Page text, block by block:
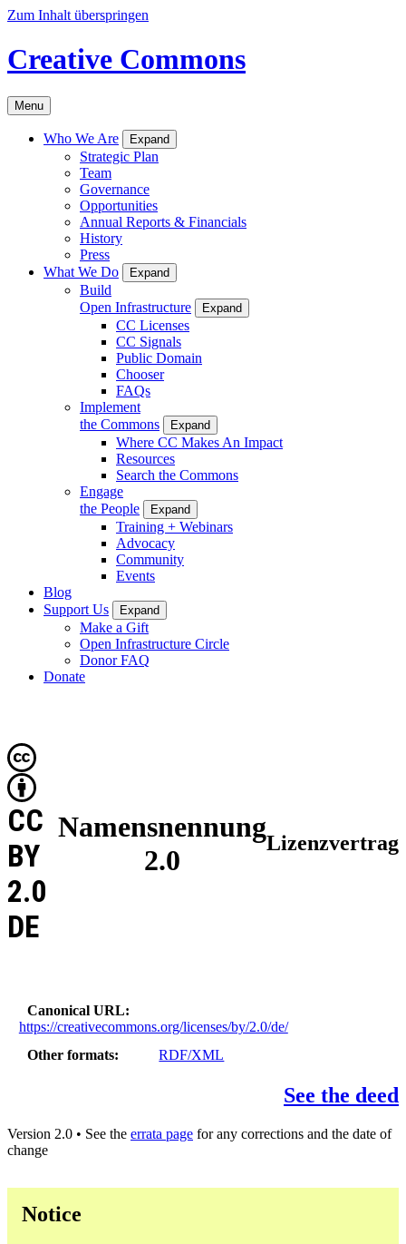
Zum Inhalt überspringen
Creative Commons
Menu
Who We Are Expand
Strategic Plan
Team
Governance
Opportunities
Annual Reports & Financials
History
Press
What We Do
Expand
Build
Open Infrastructure
Expand
CC Licenses
CC Signals
Public Domain
Chooser
FAQs
Implement
the Commons
Expand
Where CC Makes An Impact
Resources
Search the Commons
Engage
the People
Expand
Training + Webinars
Advocacy
Community
Events
Blog
Support Us
Expand
Make a Gift
Open Infrastructure Circle
Donor FAQ
Donate
Namensnennung
2.0
CC
BY
2.0
DE
Lizenzvertrag
Canonical URL
https://creativecommons.org/licenses/by/2.0/de/
Other formats
RDF/XML
See the deed
Version 2.0 • See the errata page for any corrections and the date of
change
Notice